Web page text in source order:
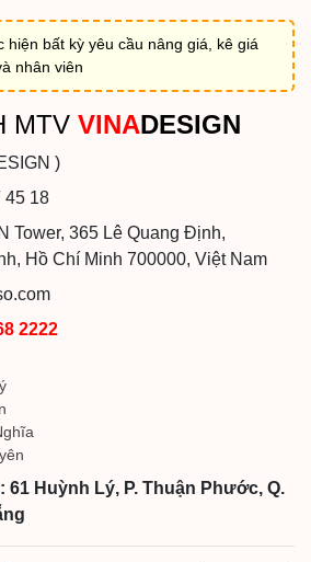
hiện bất kỳ yêu cầu nâng giá, kê giá
nhân viên
MTV VINADESIGN
)
45 18
Tower, 365 Lê Quang Định,
Hồ Chí Minh 700000, Việt Nam
2222
61 Huỳnh Lý, P. Thuận Phước, Q.